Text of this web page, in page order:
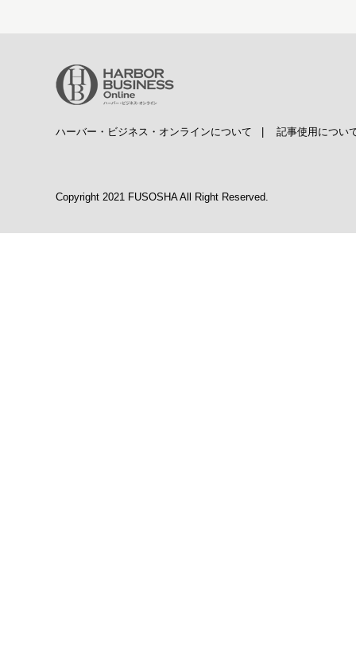
ハーバー・ビジネス・オンラインについて | 記事使用につい
Copyright 2021 FUSOSHA All Right Reserved.